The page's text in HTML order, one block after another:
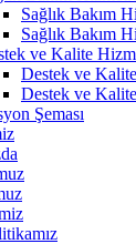
Sağlık Bakım
Sağlık Bakım
ve Kalite
Destek ve
Destek ve
Şeması